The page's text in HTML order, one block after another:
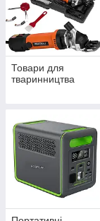
Товари для
тваринництва